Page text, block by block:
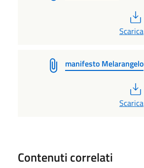
Scarica
manifesto Melarangelo
Scarica
Contenuti correlati